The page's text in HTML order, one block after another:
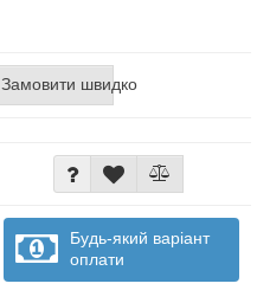
Замовити швидко
Будь-який варіант
оплати